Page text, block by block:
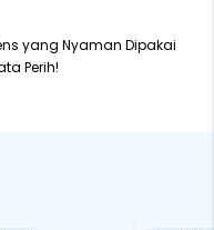
yang Nyaman Dipakai
Perih!